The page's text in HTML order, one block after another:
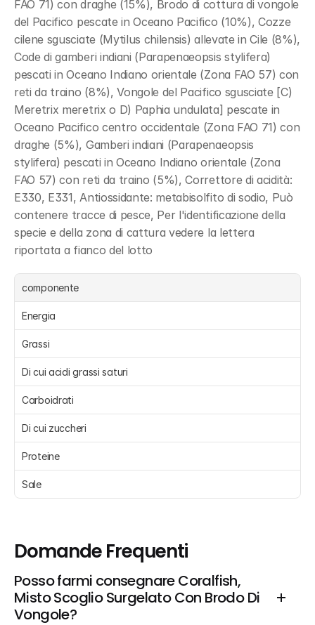
FAO 71) con draghe (15%), Brodo di cottura di vongole
del Pacifico pescate in Oceano Pacifico (10%), Cozze
cilene sgusciate (Mytilus chilensis) allevate in Cile (8%),
Code di gamberi indiani (Parapenaeopsis stylifera)
pescati in Oceano Indiano orientale (Zona FAO 57) con
reti da traino (8%), Vongole del Pacifico sgusciate [C)
Meretrix meretrix o D) Paphia undulata] pescate in
Oceano Pacifico centro occidentale (Zona FAO 71) con
draghe (5%), Gamberi indiani (Parapenaeopsis
stylifera) pescati in Oceano Indiano orientale (Zona
FAO 57) con reti da traino (5%), Correttore di acidità:
E330, E331, Antiossidante: metabisolfito di sodio, Può
contenere tracce di pesce, Per l'identificazione della
specie e della zona di cattura vedere la lettera
riportata a fianco del lotto
componente
Energia
Grassi
Di cui acidi grassi saturi
Carboidrati
Di cui zuccheri
Proteine
Sale
Domande Frequenti
Posso farmi consegnare Coralfish,
Misto Scoglio Surgelato Con Brodo Di
Vongole?